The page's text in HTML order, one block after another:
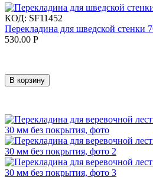
КОД: SF11452
Перекладина для шведской стенки
530.00 Р
В корзину